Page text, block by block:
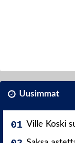
Uusimmat
Ville Koski